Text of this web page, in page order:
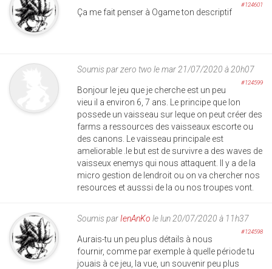
#124601
Ça me fait penser à Ogame ton descriptif
Soumis parzero two le mar 21/07/2020 à 20h07
#124599
Bonjour le jeu que je cherche est un peu
vieu il a environ 6, 7 ans. Le principe que lon
possede un vaisseau sur leque on peut créer des
farms a ressources des vaisseaux escorte ou
des canons. Le vaisseau principale est
ameliorable .le but est de survivre a des waves de
vaisseux enemys qui nous attaquent. Il y a de la
micro gestion de lendroit ou on va chercher nos
resources et ausssi de la ou nos troupes vont.
Soumis par IenAnKo le lun 20/07/2020 à 11h37
#124598
Aurais-tu un peu plus détails à nous
fournir, comme par exemple à quelle période tu
jouais à ce jeu, la vue, un souvenir peu plus